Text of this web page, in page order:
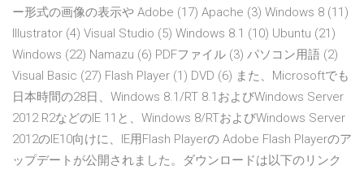
ー形式の画像の表示や Adobe (17) Apache (3) Windows 8 (11)
Illustrator (4) Visual Studio (5) Windows 8.1 (10) Ubuntu (21)
Windows (22) Namazu (6) PDFファイル (3) パソコン用語 (2)
Visual Basic (27) Flash Player (1) DVD (6) また、Microsoftでも
日本時間の28日、Windows 8.1/RT 8.1およびWindows Server
2012 R2などのIE 11と、Windows 8/RTおよびWindows Server
2012のIE10向けに、IE用Flash Playerの Adobe Flash Playerのア
ップデートが公開されました。ダウンロードは以下のリンク